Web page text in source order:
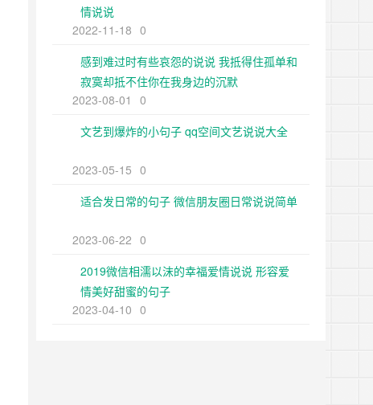
情说说
2022-11-18 0
感到难过时有些哀怨的说说 我抵得住孤单和
寂寞却抵不住你在我身边的沉默
2023-08-01
0
文艺到爆炸的小句子 qq空间文艺说说大全
2023-05-15 0
适合发日常的句子 微信朋友圈日常说说简单
2023-06-22 0
2019微信相濡以沫的幸福爱情说说 形容爱
情美好甜蜜的句子
2023-04-10 0